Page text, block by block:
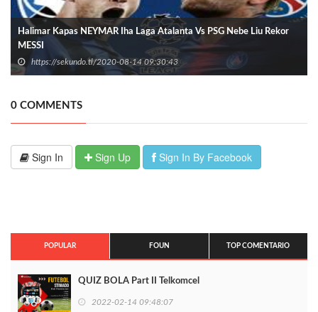
Halimar Kapas NEYMAR Iha Laga Atalanta Vs PSG Nebe Liu Rekor
MESSI
https://sekundo.tl/2020-08-14 09:30:43
0 COMMENTS
Sign In Sign Up Sign In By Facebook
POPULAR FOUN TOP COMENTARIO
QUIZ BOLA Part II Telkomcel
2022-02-14 09:48:07